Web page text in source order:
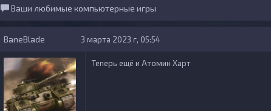
Ваши любимые компьютерные игры
BaneBlade 3 марта 2023 г, 05:54
Теперь ещё и Атомик Харт